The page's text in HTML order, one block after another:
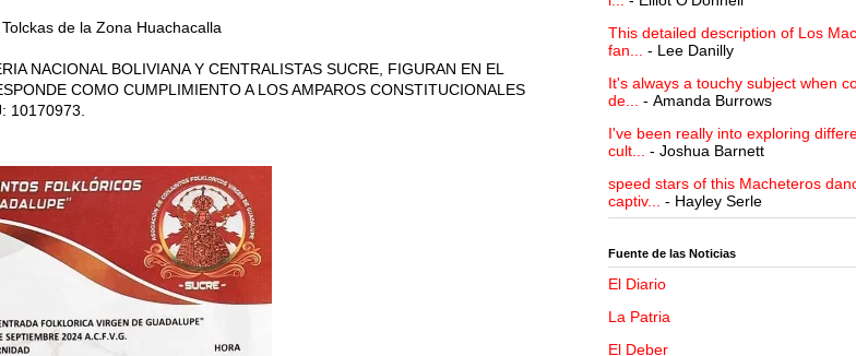
de la Zona Huachacalla
NACIONAL BOLIVIANA Y CENTRALISTAS SUCRE, FIGURAN EN EL
COMO CUMPLIMIENTO A LOS AMPAROS CONSTITUCIONALES
10170973.
This detailed description of Los
fan...
- Lee Danilly
It's always a touchy subject when
de...
- Amanda Burrows
I've been really into exploring
cult...
- Joshua Barnett
speed stars of this Macheteros
captiv...
- Hayley Serle
Fuente de las Noticias
El Diario
La Patria
El Deber